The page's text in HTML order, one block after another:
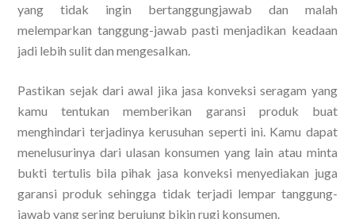
yang tidak ingin bertanggungjawab dan malah
melemparkan tanggung-jawab pasti menjadikan keadaan
jadi lebih sulit dan mengesalkan.
Pastikan sejak dari awal jika jasa konveksi seragam yang
kamu tentukan memberikan garansi produk buat
menghindari terjadinya kerusuhan seperti ini. Kamu dapat
menelusurinya dari ulasan konsumen yang lain atau minta
bukti tertulis bila pihak jasa konveksi menyediakan juga
garansi produk sehingga tidak terjadi lempar tanggung-
jawab yang sering berujung bikin rugi konsumen.